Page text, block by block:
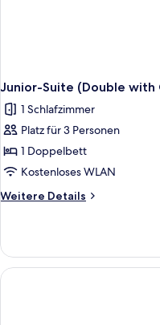
Junior-Suite (Double with
1 Schlafzimmer
Platz für 3 Personen
1 Doppelbett
Kostenloses WLAN
Weitere Details
Weitere
Suite
(Double
with